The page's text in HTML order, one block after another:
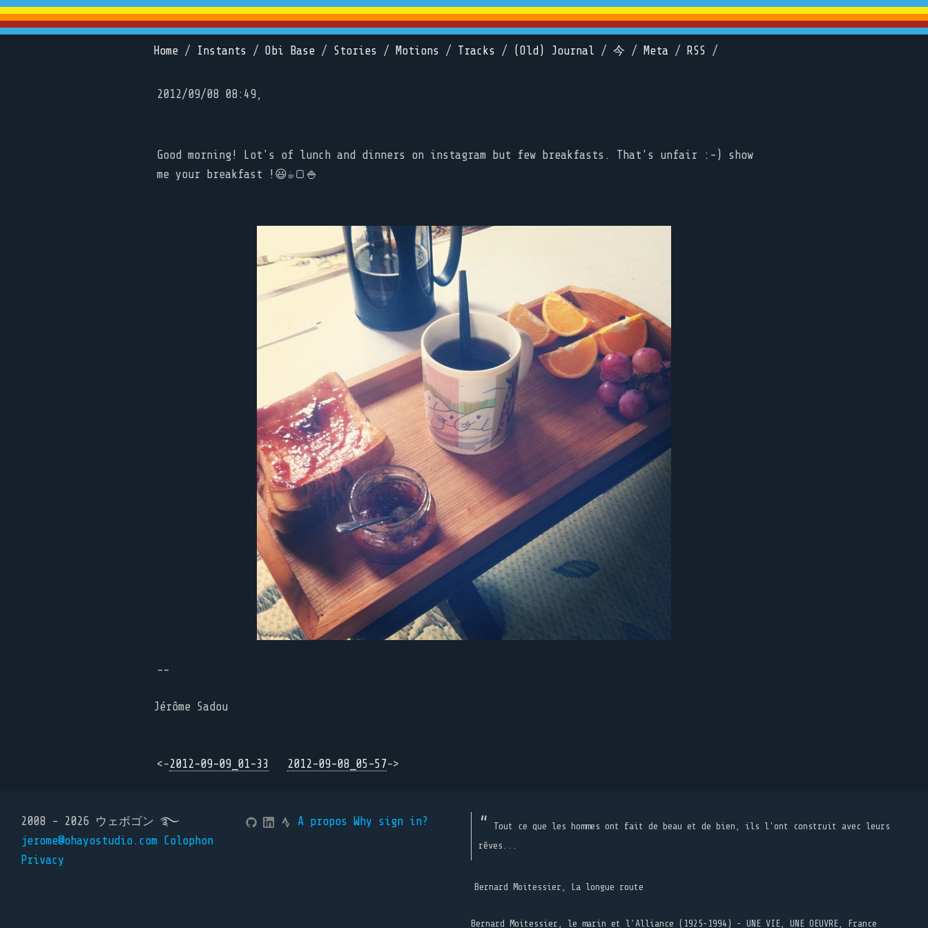
Home / Instants / Obi Base / Stories / Motions / Tracks / (Old) Journal / 今 / Meta / RSS /
2012/09/08 08:49,
Good morning! Lot's of lunch and dinners on instagram but few breakfasts. That's unfair :-) show
me your breakfast !😃☕🍞🍚
--
Jérôme Sadou
<-2012-09-09_01-33 2012-09-08_05-57->
2008 - 2026 ウェボゴン ࿐
jerome@ohayostudio.com Colophon
Privacy
A propos Why sign in?
Tout ce que les hommes ont fait de beau et de bien, ils l'ont construit avec leurs
rêves...
Bernard Moitessier, La longue route
Bernard Moitessier, le marin et l’Alliance (1925-1994) - UNE VIE, UNE OEUVRE, France